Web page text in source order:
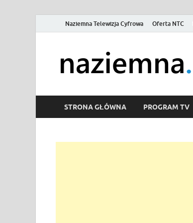
Naziemna Telewizja Cyfrowa Oferta NTC
STRONA GŁÓWNA PROGRAM TV